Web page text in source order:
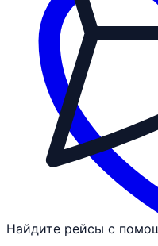
Найдите рейсы с